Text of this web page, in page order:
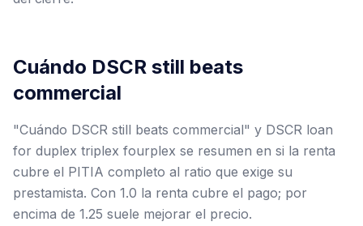
Cuándo DSCR still beats
commercial
"Cuándo DSCR still beats commercial" y DSCR loan
for duplex triplex fourplex se resumen en si la renta
cubre el PITIA completo al ratio que exige su
prestamista. Con 1.0 la renta cubre el pago; por
encima de 1.25 suele mejorar el precio.